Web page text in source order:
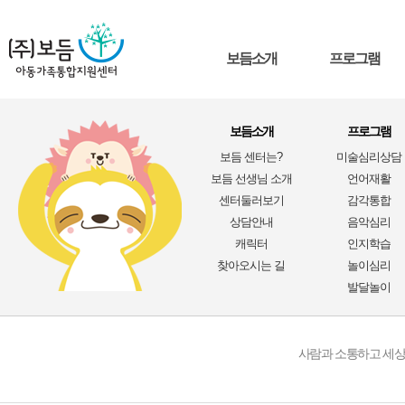
보듬소개 프로그램
보듬소개
보듬 센터는?
보듬 선생님 소개
센터둘러보기
상담안내
캐릭터
찾아오시는 길
프로그램
미술심리상담
언어재활
감각통합
음악심리
인지학습
놀이심리
발달놀이
공지사항
사람과 소통하고 세